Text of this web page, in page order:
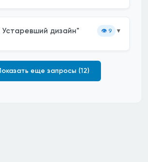
дизайн" 👁️ 9 ▼
еще запросы (12)